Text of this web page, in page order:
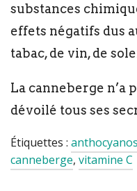
substances
effets négatifs dus
tabac, de vin, de
La canneberge n’a
dévoilé tous ses
Étiquettes :
canneberge, vitamine C